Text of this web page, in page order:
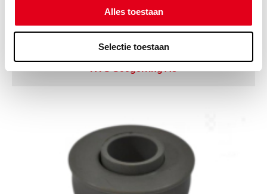
Alles toestaan
Selectie toestaan
RVS Seegerring As